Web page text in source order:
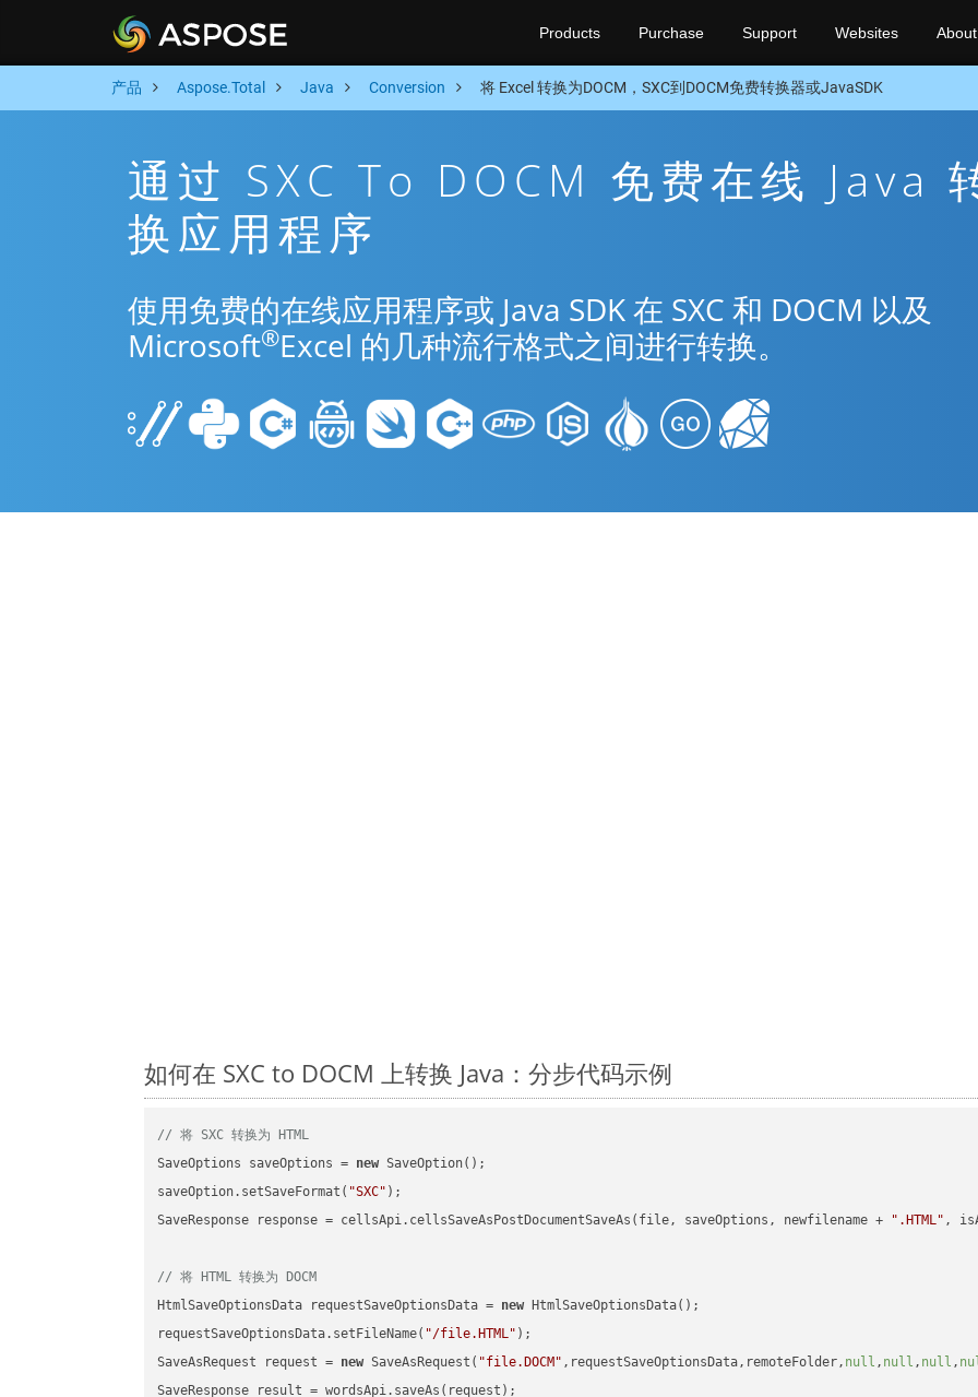
Products Purchase Support Websites About
产品 Aspose.Total Java Conversion 将 Excel 转换为DOCM，SXC到DOCM免费转换器或JavaSDK
通过 SXC To DOCM 免费在线 Java
换应用程序
使用免费的在线应用程序或 Java SDK 在 SXC 和 DOCM 以及
Microsoft®Excel 的几种流行格式之间进行转换。
如何在 SXC to DOCM 上转换 Java：分步代码示例
// 将 SXC 转换为 HTML
SaveOptions saveOptions = new SaveOption();
saveOption.setSaveFormat( "SXC" );
SaveResponse response = cellsApi.cellsSaveAsPostDocumentSaveAs(file, saveOptions, newfilename +
".HTML" ,
// 将 HTML 转换为 DOCM
HtmlSaveOptionsData requestSaveOptionsData = new HtmlSaveOptionsData();
requestSaveOptionsData.setFileName( "/file.HTML" );
SaveAsRequest request = new SaveAsRequest( "file.DOCM" ,requestSaveOptionsData,remoteFolder, null , null , null ,